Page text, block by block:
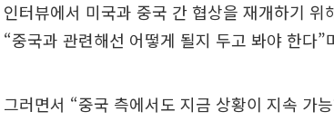
인터뷰에서 미국과 중국 간 협상을 재개하기
“중국과 관련해선 어떻게 될지 두고 봐야 한다
그러면서 “중국 측에서도 지금 상황이 지속 가